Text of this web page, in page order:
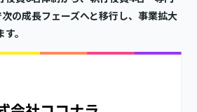
の成長フェーズへと移行し、事業拡大
。